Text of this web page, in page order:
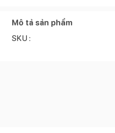
Mô tả sản phẩm
SKU :